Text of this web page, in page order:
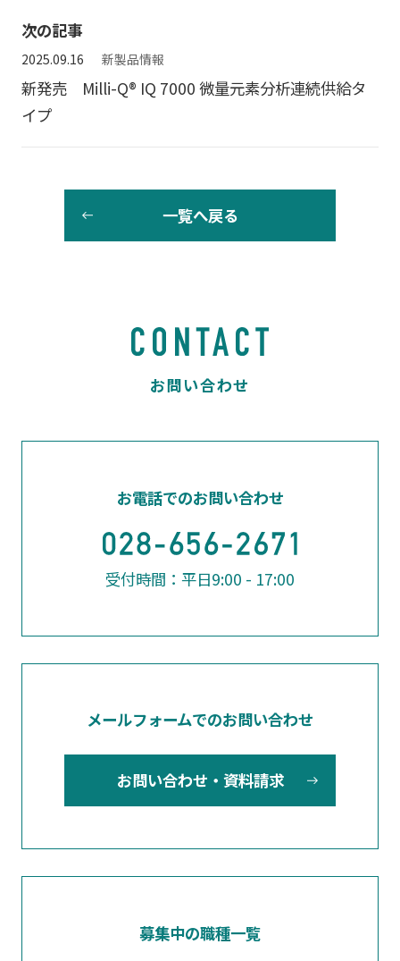
次の記事
2025.09.16 新製品情報
新発売 Milli-Q® IQ 7000 微量元素分析連続供給タ
イプ
一覧へ戻る
お電話でのお問い合わせ
受付時間：平日9:00 - 17:00
メールフォームでのお問い合わせ
お問い合わせ・資料請求
募集中の職種一覧